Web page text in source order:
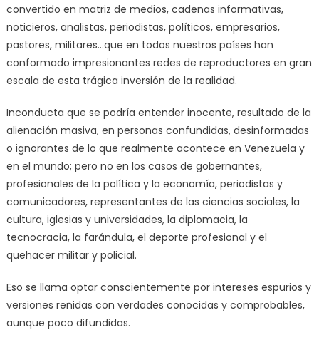
convertido en matriz de medios, cadenas informativas,
noticieros, analistas, periodistas, políticos, empresarios,
pastores, militares…que en todos nuestros países han
conformado impresionantes redes de reproductores en gran
escala de esta trágica inversión de la realidad.
Inconducta que se podría entender inocente, resultado de la
alienación masiva, en personas confundidas, desinformadas
o ignorantes de lo que realmente acontece en Venezuela y
en el mundo; pero no en los casos de gobernantes,
profesionales de la política y la economía, periodistas y
comunicadores, representantes de las ciencias sociales, la
cultura, iglesias y universidades, la diplomacia, la
tecnocracia, la farándula, el deporte profesional y el
quehacer militar y policial.
Eso se llama optar conscientemente por intereses espurios y
versiones reñidas con verdades conocidas y comprobables,
aunque poco difundidas.